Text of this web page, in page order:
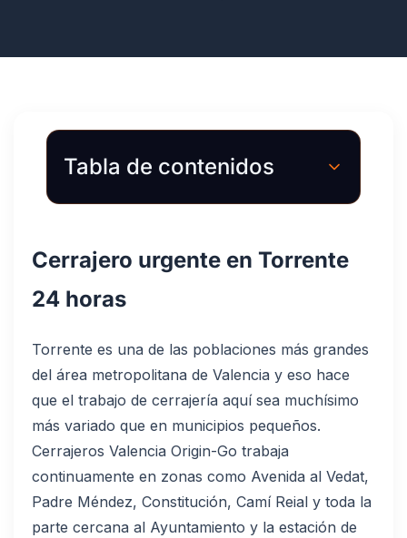
Tabla de contenidos
Cerrajero urgente en Torrente
24 horas
Torrente es una de las poblaciones más grandes
del área metropolitana de Valencia y eso hace
que el trabajo de cerrajería aquí sea muchísimo
más variado que en municipios pequeños.
Cerrajeros Valencia Origin-Go trabaja
continuamente en zonas como Avenida al Vedat,
Padre Méndez, Constitución, Camí Reial y toda la
parte cercana al Ayuntamiento y la estación de